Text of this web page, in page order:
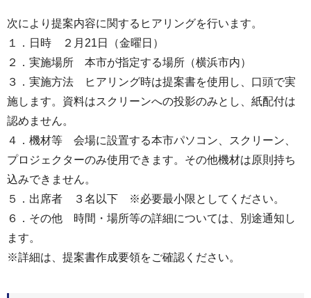
次により提案内容に関するヒアリングを行います。
１．日時 ２月21日（金曜日）
２．実施場所 本市が指定する場所（横浜市内）
３．実施方法 ヒアリング時は提案書を使用し、口頭で実
施します。資料はスクリーンへの投影のみとし、紙配付は
認めません。
４．機材等 会場に設置する本市パソコン、スクリーン、
プロジェクターのみ使用できます。その他機材は原則持ち
込みできません。
５．出席者 ３名以下 ※必要最小限としてください。
６．その他 時間・場所等の詳細については、別途通知し
ます。
※詳細は、提案書作成要領をご確認ください。